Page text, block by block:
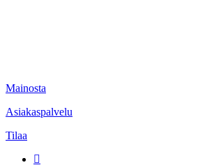
Mainosta
Asiakaspalvelu
Tilaa